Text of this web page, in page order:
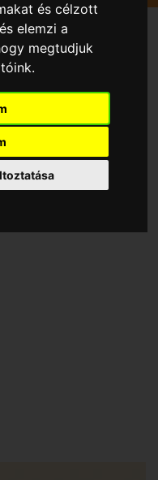
és célzott
elemzi a
megtudjuk